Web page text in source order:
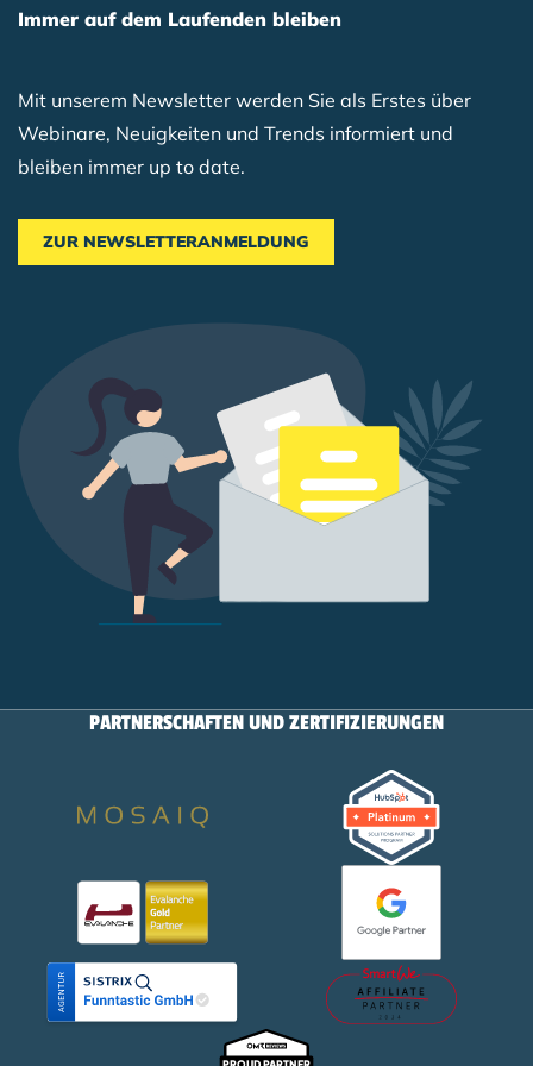
Immer auf dem Laufenden bleiben
Mit unserem Newsletter werden Sie als Erstes über
Webinare, Neuigkeiten und Trends informiert und
bleiben immer up to date.
ZUR NEWSLETTERANMELDUNG
PARTNERSCHAFTEN UND ZERTIFIZIERUNGEN